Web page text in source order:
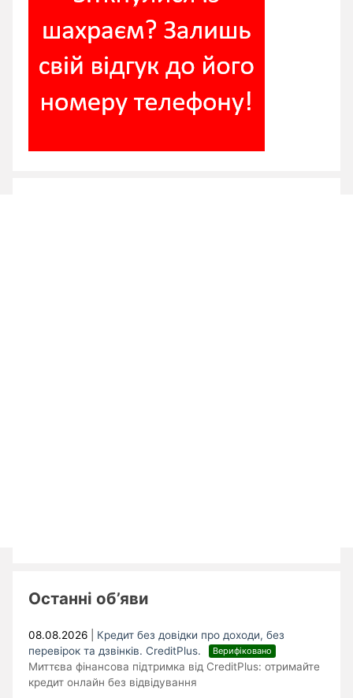
Останні об’яви
08.08.2026
Кредит без довідки про доходи, без
перевірок та дзвінків. CreditPlus.
Верифіковано
Миттєва фінансова підтримка від CreditPlus: отримайте
кредит онлайн без відвідування